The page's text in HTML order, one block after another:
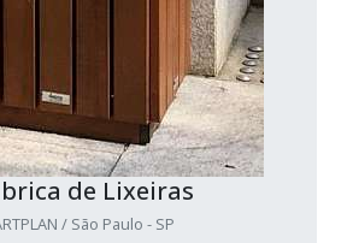
de Lixeiras
/ São Paulo - SP